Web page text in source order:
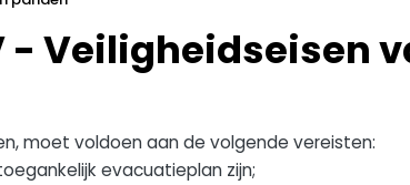
- Veiligheidseisen
moet voldoen aan de volgende vereisten:
evacuatieplan zijn;